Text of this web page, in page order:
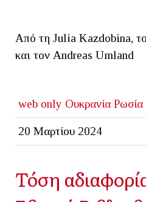
Από τη Julia Kazdobina,
και τον Andreas Umland
web only Ουκρανία Ρωσία
20 Μαρτίου 2024
Τόση